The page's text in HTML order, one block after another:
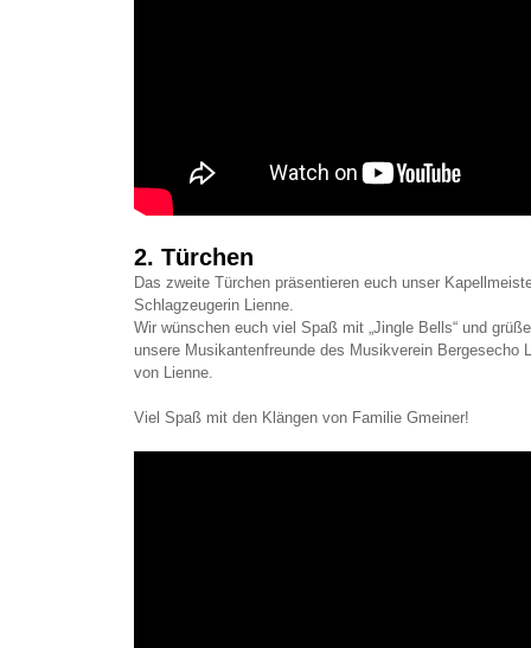
2. Türchen
Das zweite Türchen präsentieren euch unser
Schlagzeugerin Lienne.
Wir wünschen euch viel Spaß mit „Jingle Bells“ und
unsere Musikantenfreunde des Musikverein Bergesecho
von Lienne.
Viel Spaß mit den Klängen von Familie Gmeiner!